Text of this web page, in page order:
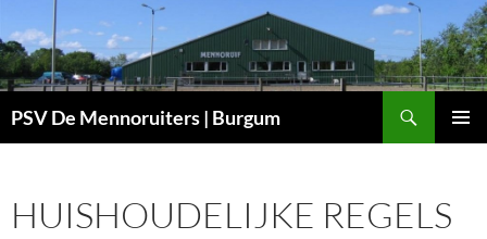
naar
de
inhoud
PSV De Mennoruiters | Burgum
HUISHOUDELIJKE REGELS